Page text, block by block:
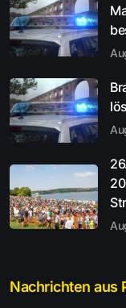
Nachrichten aus